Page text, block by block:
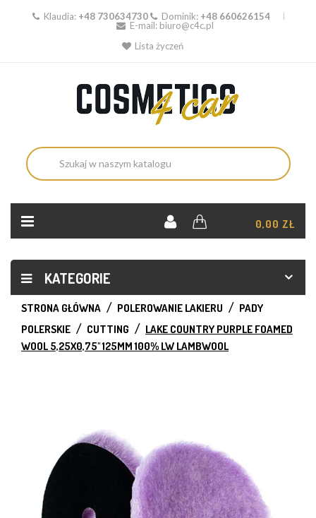
Klaudia: +48 730634730 Dominik: +48 660626154
E-mail: biuro@c4c.pl
Lista życzeń
0,00 ZŁ
KATEGORIE
STRONA GŁÓWNA POLEROWANIE LAKIERU
PADY
POLERSKIE
CUTTING
LAKE COUNTRY PURPLE FOAMED
WOOL 5,25X0,75" 125MM 100% LW LAMBWOOL